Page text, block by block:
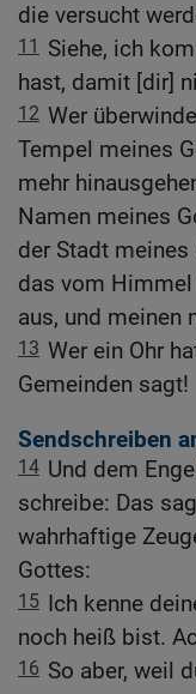
die versucht
11
Siehe, ich
hast, damit [dir]
12 Wer
Tempel meines
mehr
Namen meines
der Stadt meines
das vom
aus, und meinen
13 Wer ein Ohr
Gemeinden sagt!
Sendschreiben
14 Und dem
schreibe: Das
wahrhaftige
Gottes:
15 Ich kenne
noch heiß bist.
16 So aber, weil